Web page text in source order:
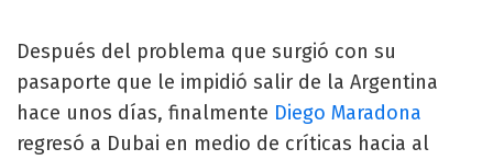
Después del problema que surgió con su
pasaporte que le impidió salir de la Argentina
hace unos días, finalmente Diego Maradona
regresó a Dubai en medio de críticas hacia al